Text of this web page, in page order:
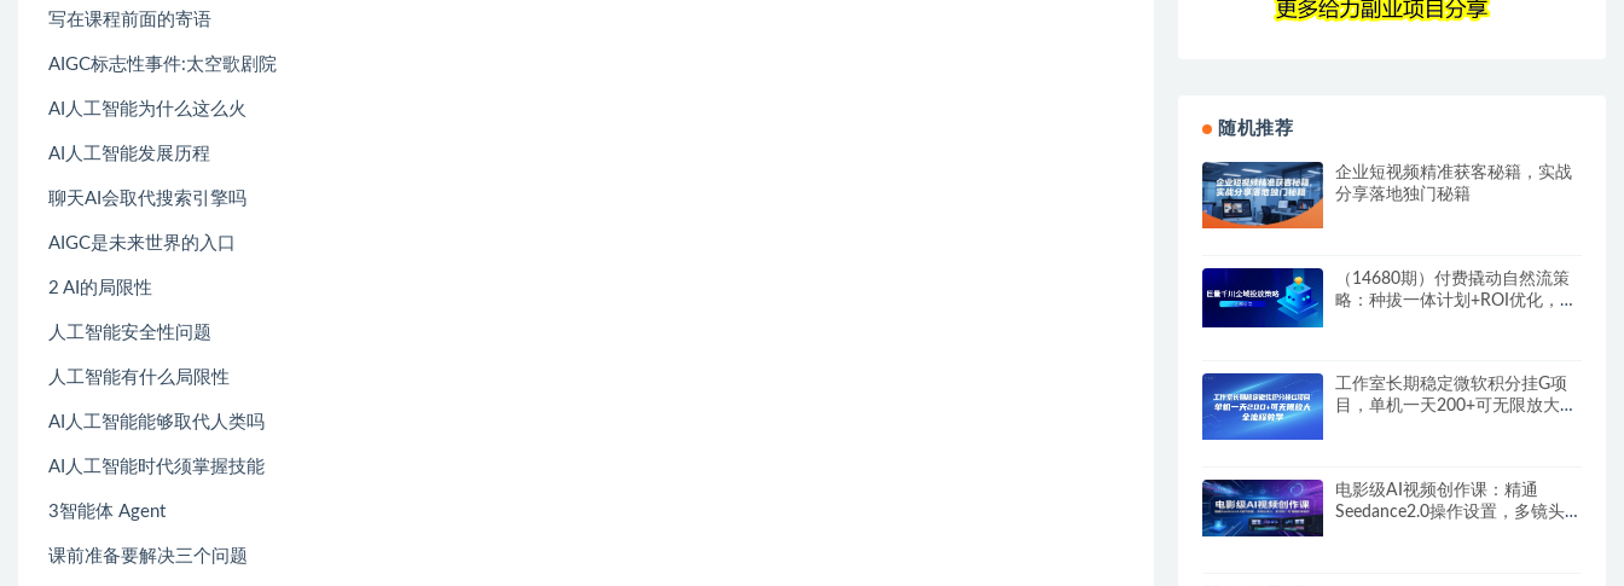
写在课程前面的寄语
AIGC标志性事件:太空歌剧院
AI人工智能为什么这么火
AI人工智能发展历程
聊天AI会取代搜索引擎吗
AIGC是未来世界的入口
2 AI的局限性
人工智能安全性问题
人工智能有什么局限性
AI人工智能能够取代人类吗
AI人工智能时代须掌握技能
3智能体 Agent
课前准备要解决三个问题
随机推荐
企业短视频精准获客秘籍，实战
分享落地独门秘籍
（14680期）付费撬动自然流策
略：种拔一体计划+ROI优化，千
工作室长期稳定微软积分挂G项
目，单机一天200+可无限放大，
电影级AI视频创作课：精通
Seedance2.0操作设置，多镜头